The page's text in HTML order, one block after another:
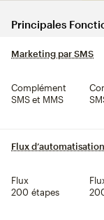
Principales
Marketing par SMS
Complément
SMS et MMS
Flux
Flux
200 étapes